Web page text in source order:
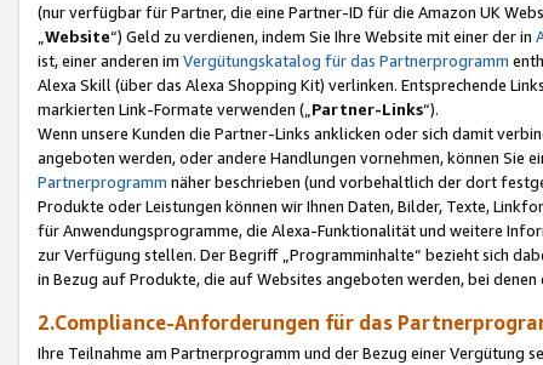
(nur verfügbar für Partner, die eine Partner-ID für die Amazon UK
Website“) Geld zu verdienen, indem Sie Ihre Website mit einer der in
ist, einer anderen im Vergütungskatalog für das Partnerprogramm
Alexa Skill (über das Alexa Shopping Kit) verlinken. Entsprechende
markierten Link-Formate verwenden („ Partner-Links“).
Wenn unsere Kunden die Partner-Links anklicken oder sich damit
angeboten werden, oder andere Handlungen vornehmen, können Sie
Partnerprogramm näher beschrieben (und vorbehaltlich der dort
Produkte oder Leistungen können wir Ihnen Daten, Bilder, Texte,
für Anwendungsprogramme, die Alexa-Funktionalität und weitere
zur Verfügung stellen. Der Begriff „Programminhalte“ bezieht sich
in Bezug auf Produkte, die auf Websites angeboten werden, bei
2.Compliance-Anforderungen für das
Ihre Teilnahme am Partnerprogramm und der Bezug einer Vergütung